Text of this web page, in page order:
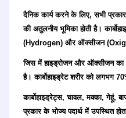
दैनिक कार्य करने के लिए, सभी प्रकार
की अतुलनीय भूमिका होती है।
(Hydrogen) और ऑक्सीजन
जिस में हाइड्रोजन और ऑक्सीजन का
है। कार्बोहाइड्रेट शरीर को लगभग
कार्बोहाइड्रेट्स, चावल, मक्का, गेहूं,
प्रकार के भोज्य पदार्थ में उपस्थित